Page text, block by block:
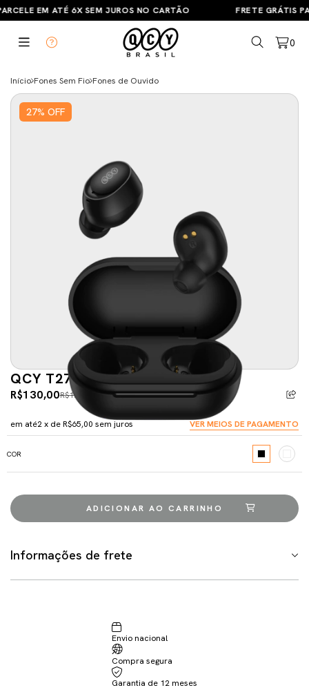
EM ATÉ 6X SEM JUROS NO CARTÃO FRETE GRÁTIS
0
27% OFF
Início Fones Sem Fio Fones de Ouvido
QCY T27 ARCBUDS LITE
R$130,00R$179,00
-27%
em até2x deR$65,00 sem juros VER MEIOS DE PAGAMENTO
COR
Informações de frete
Envio nacional
Compra segura
Garantia de 12 meses